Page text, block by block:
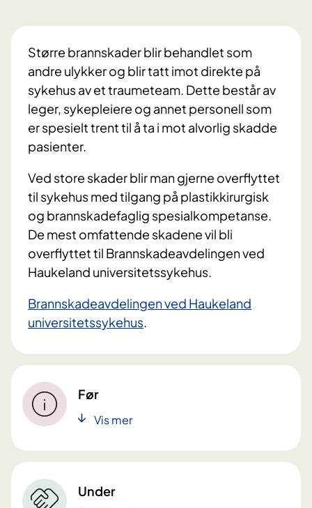
Større brannskader blir behandlet som
andre ulykker og blir tatt imot direkte på
sykehus av et traumeteam. Dette består av
leger, sykepleiere og annet personell som
er spesielt trent til å ta i mot alvorlig skadde
pasienter.
Ved store skader blir man gjerne overflyttet
til sykehus med tilgang på plastikkirurgisk
og brannskadefaglig spesialkompetanse.
De mest omfattende skadene vil bli
overflyttet til Brannskadeavdelingen ved
Haukeland universitetssykehus.
Brannskadeavdelingen ved Haukeland
universitetssykehus.
Før
Vis mer
Under